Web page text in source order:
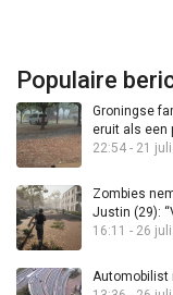
Populaire
Groningse
eruit als een
22:54 - 21 juli
Zombies
Justin (29):
16:11 - 26 juli
Automobilist